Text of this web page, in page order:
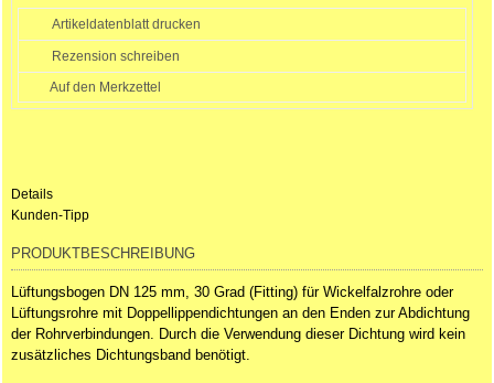
Artikeldatenblatt drucken
Rezension schreiben
Details
Kunden-Tipp
PRODUKTBESCHREIBUNG
Lüftungsbogen DN 125 mm, 30 Grad (Fitting) für Wickelfalzrohre oder
Lüftungsrohre mit Doppellippendichtungen an den Enden zur Abdichtung
der Rohrverbindungen. Durch die Verwendung dieser Dichtung wird kein
zusätzliches Dichtungsband benötigt.